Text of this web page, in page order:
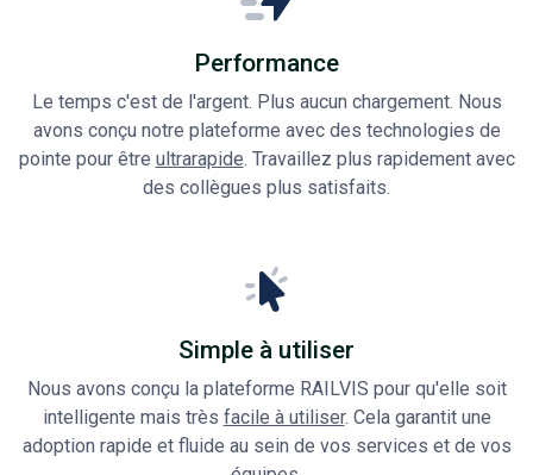
Performance
Le temps c'est de l'argent. Plus aucun chargement. Nous
avons conçu notre plateforme avec des technologies de
pointe pour être ultrarapide. Travaillez plus rapidement avec
des collègues plus satisfaits.
Simple à utiliser
Nous avons conçu la plateforme RAILVIS pour qu'elle soit
intelligente mais très facile à utiliser. Cela garantit une
adoption rapide et fluide au sein de vos services et de vos